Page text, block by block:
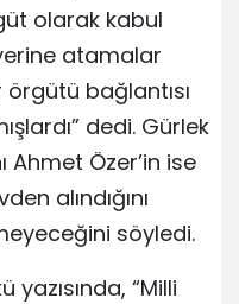
olarak kabul
atamalar
bağlantısı
dedi. Gürlek
Ahmet Özer’in ise
alındığını
söyledi.
yazısında, “Milli